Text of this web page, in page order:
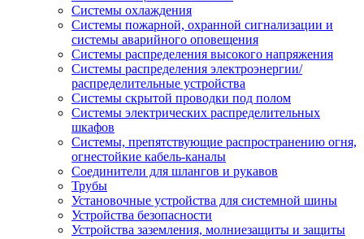
Системы охлаждения
Системы пожарной, охранной сигнализации и
системы аварийного оповещения
Системы распределения высокого напряжения
Системы распределения электроэнергии/
распределительные устройства
Системы скрытой проводки под полом
Системы электрических распределительных
шкафов
Системы, препятствующие распространению огня,
огнестойкие кабель-каналы
Соединители для шлангов и рукавов
Трубы
Установочные устройства для системной шины
Устройства безопасности
Устройства заземления, молниезащиты и защиты